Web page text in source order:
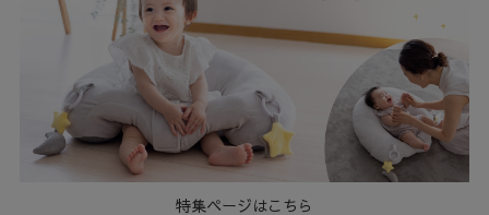
特集ページはこちら